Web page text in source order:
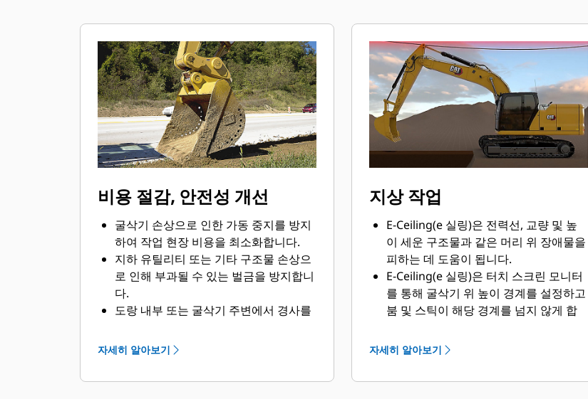
비용 절감, 안전성 개선
굴삭기 손상으로 인한 가동 중지를 방지
하여 작업 현장 비용을 최소화합니다.
지하 유틸리티 또는 기타 구조물 손상으
로 인해 부과될 수 있는 벌금을 방지합니
다.
도랑 내부 또는 굴삭기 주변에서 경사를
하게 작업할 수 있습니다.
윙 또는 굴착으로 인한 업무 피로를 줄일
자세히 알아보기
지상 작업
E-Ceiling(e 실링)은 전력선, 교량 및 높
이 세운 구조물과 같은 머리 위 장애물을
피하는 데 도움이 됩니다.
E-Ceiling(e 실링)은 터치 스크린 모니터
를 통해 굴삭기 위 높이 경계를 설정하고
붐 및 스틱이 해당 경계를 넘지 않게 합
자세히 알아보기